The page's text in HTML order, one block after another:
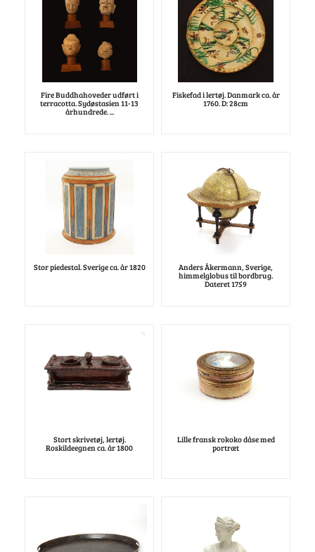
Fire Buddhahoveder udført i
terracotta. Sydøstasien 11-13
århundrede. ...
Fiskefad i lertøj. Danmark ca. år
1760. D: 28cm
Stor piedestal. Sverige ca. år 1820
Anders Åkermann, Sverige,
himmelglobus til bordbrug.
Dateret 1759
Stort skrivetøj, lertøj.
Roskildeegnen ca. år 1800
Lille fransk rokoko dåse med
portræt